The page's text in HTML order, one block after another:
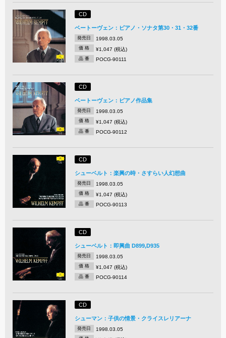
CD
ベートーヴェン：ピアノ・ソナタ第30・31・32番
発売日 1998.03.05
価 格 ¥1,047 (税込)
品 番 POCG-90111
CD
ベートーヴェン：ピアノ作品集
発売日 1998.03.05
価 格 ¥1,047 (税込)
品 番 POCG-90112
CD
シューベルト：楽興の時・さすらい人幻想曲
発売日 1998.03.05
価 格 ¥1,047 (税込)
品 番 POCG-90113
CD
シューベルト：即興曲 D899,D935
発売日 1998.03.05
価 格 ¥1,047 (税込)
品 番 POCG-90114
CD
シューマン：子供の情景・クライスレリアーナ
発売日 1998.03.05